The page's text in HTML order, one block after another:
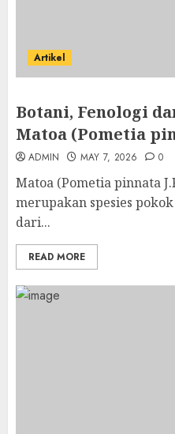
Artikel
Botani, Fenologi
Matoa (Pometia
ADMIN MAY 7, 2026 0
Matoa (Pometia pinnata
merupakan spesies
dari...
READ MORE